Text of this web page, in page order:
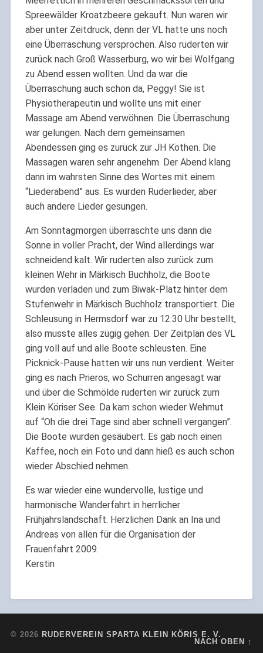
Spreewälder Kroatzbeere gekauft. Nun waren wir
aber unter Zeitdruck, denn der VL hatte uns noch
eine Überraschung versprochen. Also ruderten wir
zurück nach Groß Wasserburg, wo wir bei Wolfgang
zu Abend essen wollten. Und da war die
Überraschung auch schon da, Peggy! Sie ist
Physiotherapeutin und wollte uns mit einer
Massage am Abend verwöhnen. Die Überraschung
war gelungen. Nach dem gemeinsamen
Abendessen ging es zurück zur JH Köthen. Die
Massagen waren sehr angenehm. Der Abend klang
dann im wahrsten Sinne des Wortes mit einem
“Liederabend” aus. Es wurden Ruderlieder, aber
auch andere Lieder gesungen.
Am Sonntagmorgen überraschte uns dann die
Sonne in voller Pracht, der Wind allerdings war
schneidend kalt. Wir ruderten also zurück zum
kleinen Wehr in Märkisch Buchholz, die Boote
wurden verladen und zum Biwak-Platz hinter dem
Stufenwehr in Märkisch Buchholz transportiert. Die
Schleusung in Hermsdorf war zu 12:30 Uhr bestellt,
also musste alles zügig gehen. Der Zeitplan des VL
ging voll auf und alle Boote schleusten. Eine
Picknick-Pause hatten wir uns nun verdient. Weiter
ging es nach Prieros, wo Schurren angesagt war
und über die Schmölde ruderten wir zurück zum
Klein Köriser See. Da kam schon wieder Wehmut
auf “Oh die drei Tage sind aber schnell vergangen”.
Die Boote wurden gesäubert. Es gab noch einen
Kaffee, noch ein Foto und dann hieß es auch schon
wieder Abschied nehmen.
Es war wieder eine wundervolle, lustige und
harmonische Wanderfahrt in herrlicher
Frühjahrslandschaft. Herzlichen Dank an Ina und
Andreas von allen für die Organisation der
Frauenfahrt 2009.
Kerstin
© 2026 RUDERVEREIN SPARTA KLEIN KÖRIS E. V.
NACH OBEN ↑